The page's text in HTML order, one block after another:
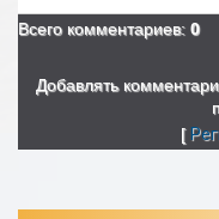
Всего комментариев: 0
Добавлять
[